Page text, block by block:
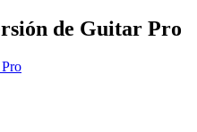
de Guitar Pro